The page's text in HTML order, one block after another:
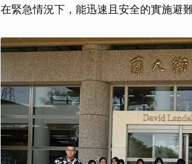
在緊急情況下，能迅速且安全的實施避